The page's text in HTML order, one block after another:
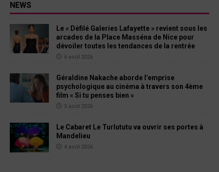
NEWS
Le « Défilé Galeries Lafayette » revient sous les
arcades de la Place Masséna de Nice pour
dévoiler toutes les tendances de la rentrée
6 août 2026
Géraldine Nakache aborde l’emprise
psychologique au cinéma à travers son 4ème
film « Si tu penses bien »
5 août 2026
Le Cabaret Le Turlututu va ouvrir ses portes à
Mandelieu
4 août 2026